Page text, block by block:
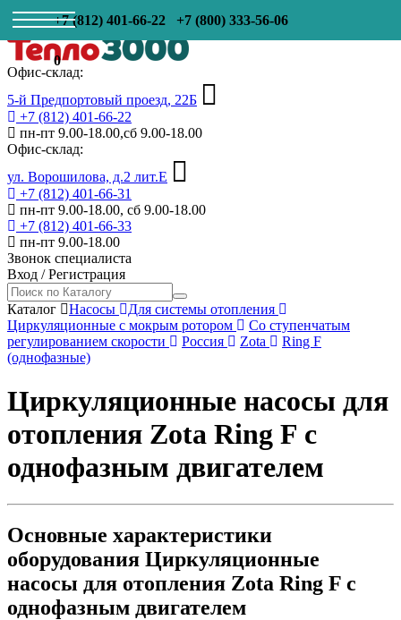
+7 (812) 401-66-22 +7 (800) 333-56-06
0
Офис-склад:
5-й Предпортовый проезд, 22Б
+7 (812) 401-66-22
пн-пт 9.00-18.00,сб 9.00-18.00
Офис-склад:
ул. Ворошилова, д.2 лит.Е
+7 (812) 401-66-31
пн-пт 9.00-18.00, сб 9.00-18.00
+7 (812) 401-66-33
пн-пт 9.00-18.00
Звонок специалиста
Вход /Регистрация
Каталог Насосы
Для системы отопления
Циркуляционные с мокрым ротором
Со ступенчатым
регулированием скорости
Россия Zota
Ring F
(однофазные)
Циркуляционные насосы для
отопления Zota Ring F с
однофазным двигателем
Основные характеристики
оборудования Циркуляционные
насосы для отопления Zota Ring F с
однофазным двигателем